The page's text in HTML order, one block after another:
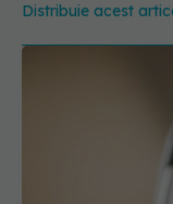
Distribuie acest